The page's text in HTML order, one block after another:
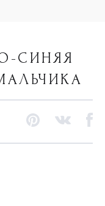
СИНЯЯ